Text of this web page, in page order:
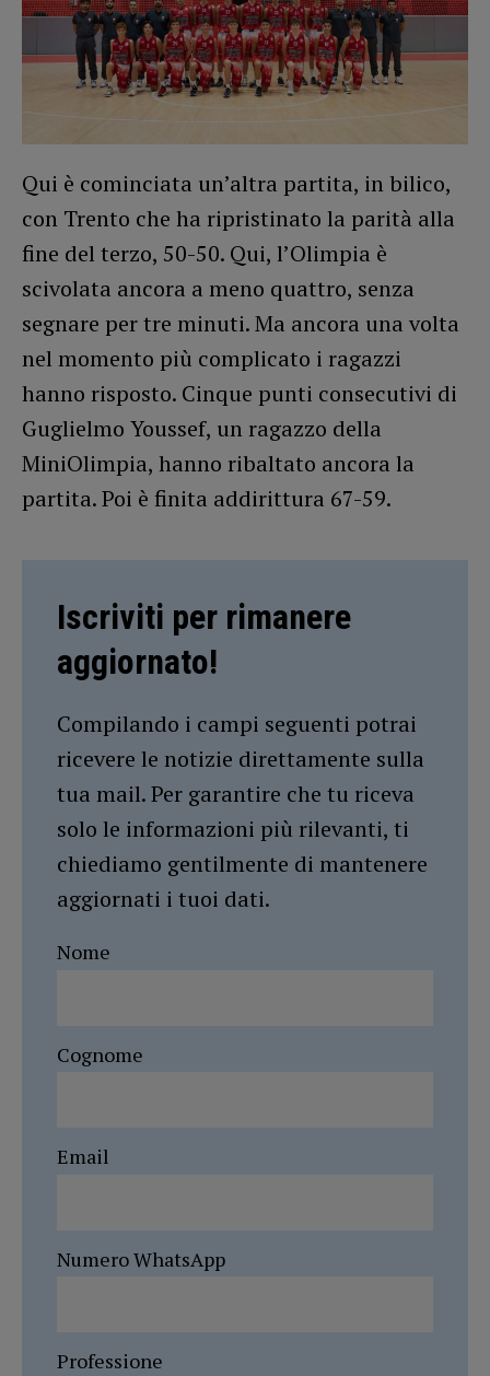
Qui è cominciata un’altra partita, in bilico,
con Trento che ha ripristinato la parità alla
fine del terzo, 50-50. Qui, l’Olimpia è
scivolata ancora a meno quattro, senza
segnare per tre minuti. Ma ancora una volta
nel momento più complicato i ragazzi
hanno risposto. Cinque punti consecutivi di
Guglielmo Youssef, un ragazzo della
MiniOlimpia, hanno ribaltato ancora la
partita. Poi è finita addirittura 67-59.
Iscriviti per rimanere
aggiornato!
Compilando i campi seguenti potrai
ricevere le notizie direttamente sulla
tua mail. Per garantire che tu riceva
solo le informazioni più rilevanti, ti
chiediamo gentilmente di mantenere
aggiornati i tuoi dati.
Nome
Cognome
Email
Numero WhatsApp
Professione